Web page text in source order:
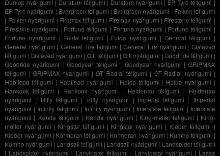
Dunlop nyárigumi | Duraturn téligumi | Duraturn nyárigumi | EP Tyre téligumi |
EP Tyre nyárigumi | Evergreen téligumi | Evergreen nyárigumi | Falken téligumi
| Falken nyárigumi | Firemax téligumi | Firemax nyárigumi | Firestone téligumi |
Firestone nyárigumi | Fortuna téligumi | Fortuna nyárigumi | Fortune téligumi |
Fortune nyárigumi | Fulda téligumi | Fulda nyárigumi | General téligumi |
General nyárigumi | General Tire téligumi |General Tire nyárigumi |Gislaved
téligumi |Gislaved nyárigumi | Giti téligumi |Giti nyárigumi | Goodride téligumi |
Goodride nyárigumi | Goodyear téligumi | Goodyear nyárigumi | GRIPMAX
téligumi | GRIPMAX nyárigumi |GT Radial téligumi | GT Radial nyárigumi |
Habilead téligumi | Habilead nyárigumi | Haida téligumi | Haida nyárigumi |
Hankook téligumi | Hankook nyárigumi | Heidenau téligumi | Heidenau
nyárigumi | Hifly téligumi | Hifly nyárigumi | Imperial téligumi | Imperial
nyárigumi | Infinity téligumi | Infinity nyárigumi | Interstate téligumi | Interstate
nyárigumi | Kenda téligumi | Kenda nyárigumi | King-meiler téligumi | King-
meiler nyárigumi | Kingstar téligumi | Kingstar nyárigumi | Kleber téligumi |
Kleber nyárigumi | Kormoran téligumi | Kormoran nyárigumi | Kumho téligumi |
Kumho nyárigumi | Landsail téligumi | Landsail nyárigumi | Landspider téligumi
| Landspider nyárigumi | Lanvigator téligumi | Lanvigator nyárigumi | Lassa